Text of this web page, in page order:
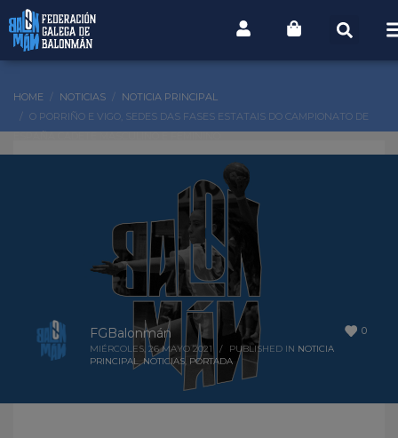
HOME NOTICIAS
NOTICIA PRINCIPAL
O PORRIÑO E VIGO, SEDES DAS FASES ESTATAIS DO CAMPIONATO DE
0
FGBalonmán
MIÉRCOLES, 26 MAYO 2021 / PUBLISHED IN NOTICIA
PRINCIPAL,NOTICIAS, PORTADA